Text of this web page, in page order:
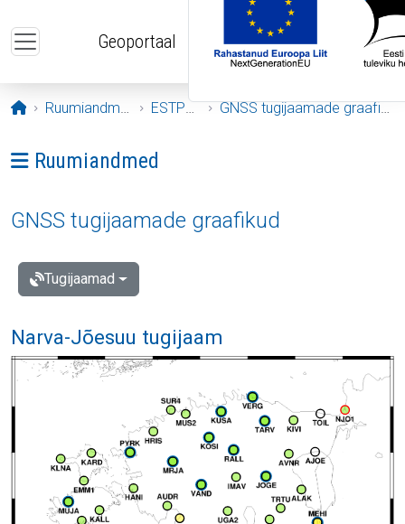
Geoportaal
Avaleht
Ruumiandmed ESTPOS GNSS tugijaamade graafikud
Ava menüü: Ruumiandmed
Ruumiandmed
GNSS tugijaamade graafikud
Tugijaamad
Narva-Jõesuu tugijaam